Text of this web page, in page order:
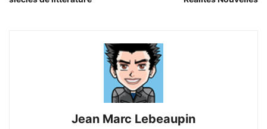
Jean Marc Lebeaupin